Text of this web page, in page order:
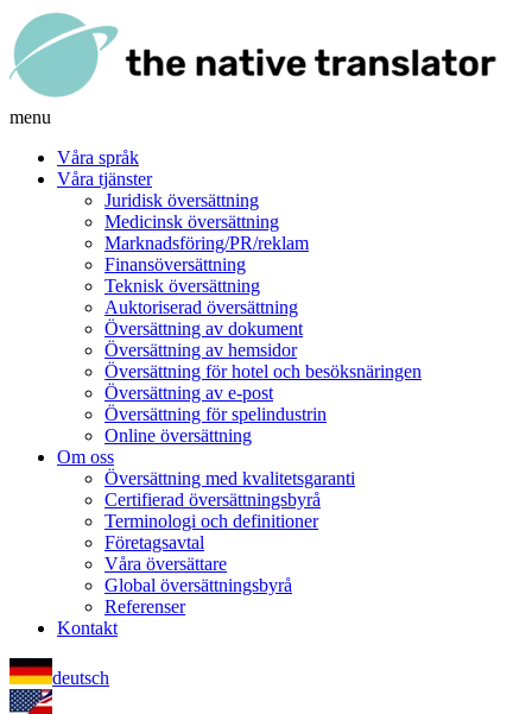
menu
Våra språk
Våra tjänster
Juridisk översättning
Medicinsk översättning
Marknadsföring/PR/reklam
Finansöversättning
Teknisk översättning
Auktoriserad översättning
Översättning av dokument
Översättning av hemsidor
Översättning för hotel och besöksnäringen
Översättning av e-post
Översättning för spelindustrin
Online översättning
Om oss
Översättning med kvalitetsgaranti
Certifierad översättningsbyrå
Terminologi och definitioner
Företagsavtal
Våra översättare
Global översättningsbyrå
Referenser
Kontakt
deutsch